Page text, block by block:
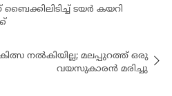
ടയർ കയറി
നൽകിയില്ല; മലപ്പുറത്ത് ഒരു
വയസുകാരൻ മരിച്ചു